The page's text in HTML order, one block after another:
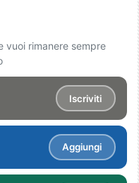
vuoi rimanere sempre
Iscriviti
Aggiungi